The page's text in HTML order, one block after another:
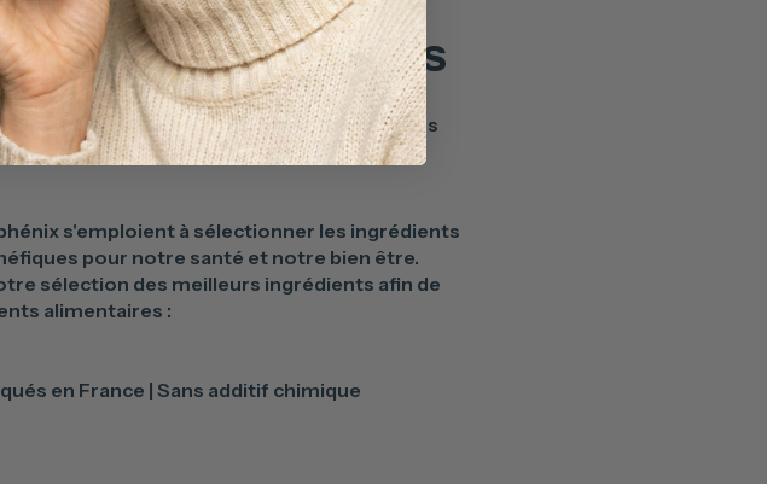
du cassis
déconseillé pour les personnes souffrant
Il est contre-indiqué aux femmes enceintes
s'emploient à sélectionner les ingrédients
pour notre santé et notre bien être.
sélection des meilleurs ingrédients afin de
alimentaires :
en France | Sans additif chimique